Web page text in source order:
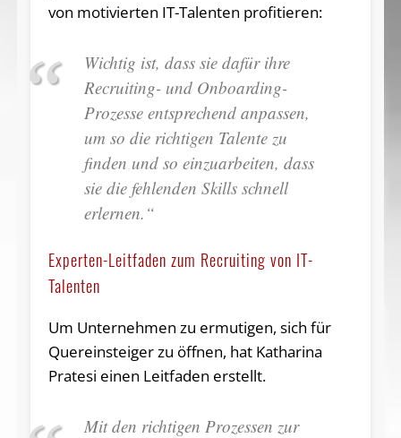
von motivierten IT-Talenten profitieren:
Wichtig ist, dass sie dafür ihre
Recruiting- und Onboarding-
Prozesse entsprechend anpassen,
um so die richtigen Talente zu
finden und so einzuarbeiten, dass
sie die fehlenden Skills schnell
erlernen.“
Experten-Leitfaden zum Recruiting von IT-
Talenten
Um Unternehmen zu ermutigen, sich für
Quereinsteiger zu öffnen, hat Katharina
Pratesi einen Leitfaden erstellt.
Mit den richtigen Prozessen zur